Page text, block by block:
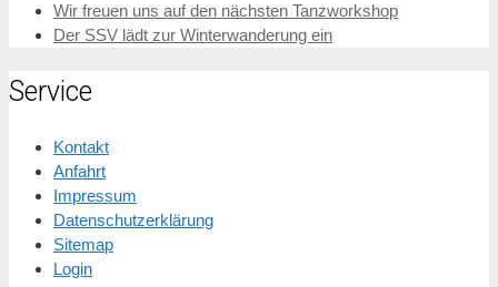
Wir freuen uns auf den nächsten Tanzworkshop
Der SSV lädt zur Winterwanderung ein
Service
Kontakt
Anfahrt
Impressum
Datenschutzerklärung
Sitemap
Login